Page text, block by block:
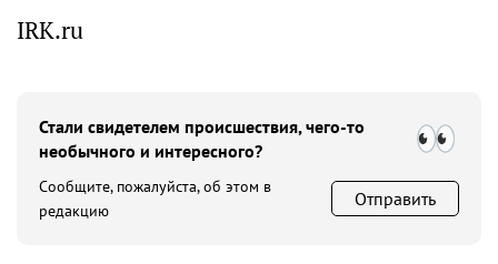
IRK.ru
Стали свидетелем происшествия, чего-то
необычного и интересного?
Сообщите, пожалуйста, об этом в
редакцию
Отправить